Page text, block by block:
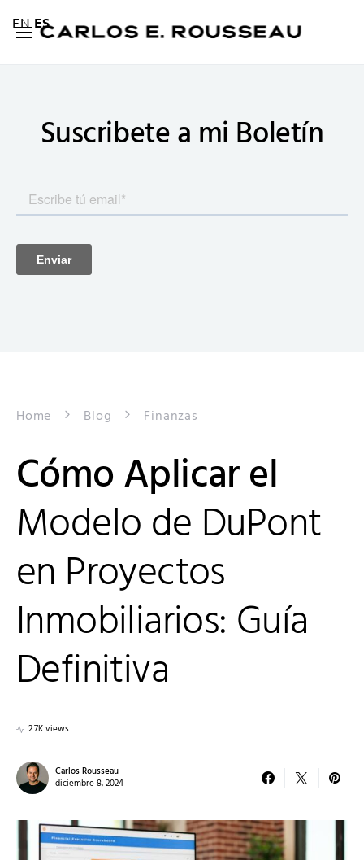
Suscribete a mi Boletín
Home Blog Finanzas
Cómo Aplicar el
Modelo de DuPont
en Proyectos
Inmobiliarios: Guía
Definitiva
2.7K views
Carlos Rousseau
diciembre 8, 2024
EN ES